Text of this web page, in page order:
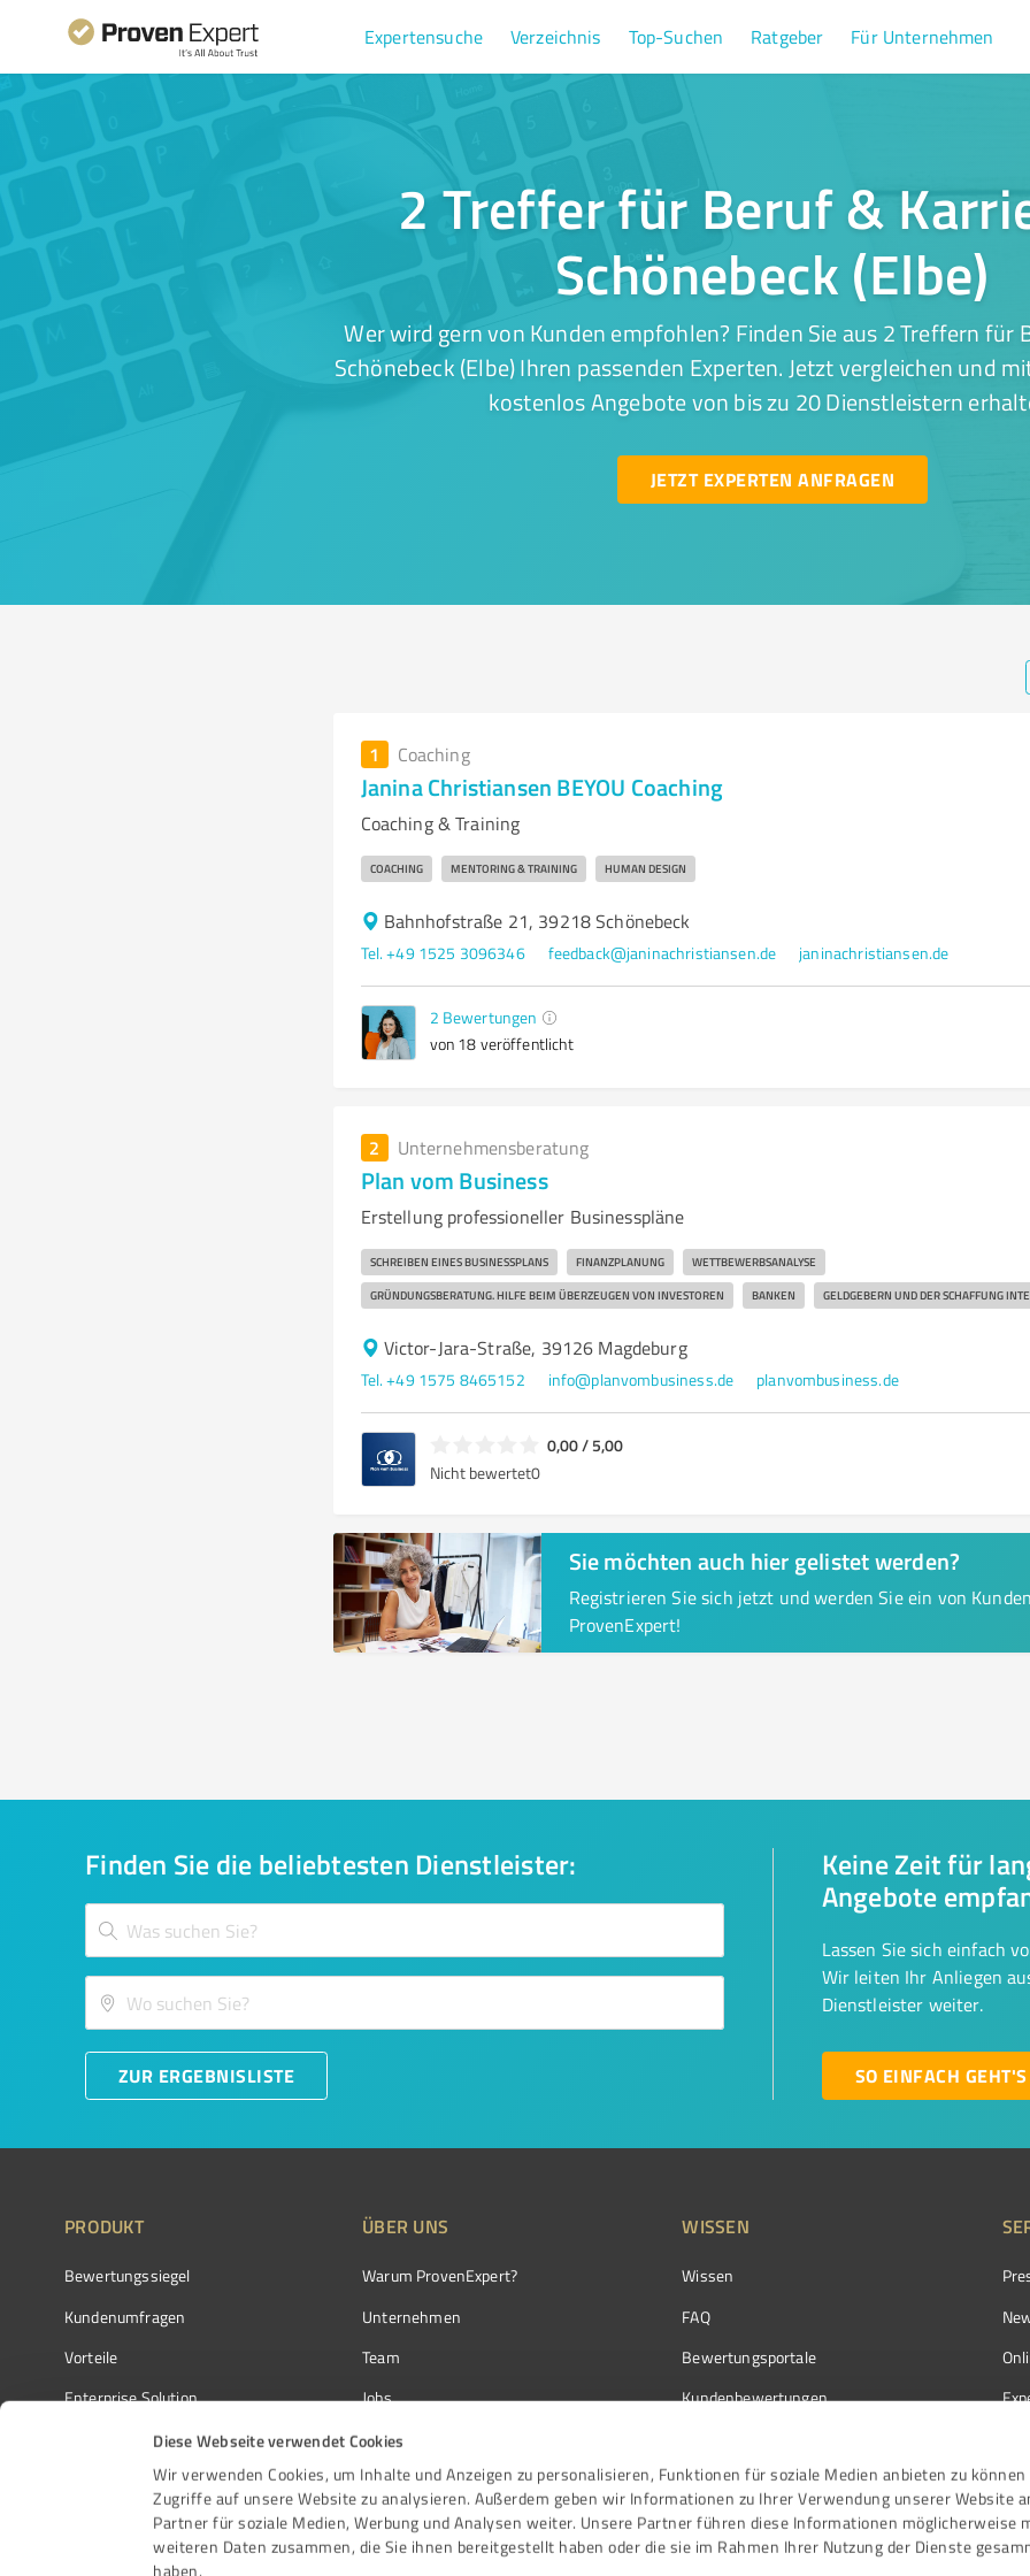
Diese Webseite verwendet Cookies
Wir verwenden Cookies, um Inhalte und Anzeigen zu personalisieren, Funktionen für soziale Medien anbieten zu können
Zugriffe auf unsere Website zu analysieren. Außerdem geben wir Informationen zu Ihrer Verwendung unserer Website
Partner für soziale Medien, Werbung und Analysen weiter. Unsere Partner führen diese Informationen möglicherweise
weiteren Daten zusammen, die Sie ihnen bereitgestellt haben oder die sie im Rahmen Ihrer Nutzung der Dienste
haben.
Expertensuche Verzeichnis Top-Suchen Ratgeber Für Unternehmen
2 Treffer für Beruf &
Schönebeck (Elbe)
Wer wird gern von Kunden empfohlen? Finden Sie aus 2 Treffern für
Schönebeck (Elbe) Ihren passenden Experten. Jetzt vergleichen und
kostenlos Angebote von bis zu 20 Dienstleistern
JETZT EXPERTEN ANFRAGEN
1 Coaching
Janina Christiansen BEYOU Coaching
Coaching & Training
COACHING MENTORING & TRAINING HUMAN DESIGN
Bahnhofstraße 21, 39218 Schönebeck
Tel. +49 1525 3096346 feedback@janinachristiansen.de janinachristiansen.de
2 Bewertungen
von 18 veröffentlicht
2 Unternehmensberatung
Plan vom Business
Erstellung professioneller Businesspläne
SCHREIBEN EINES BUSINESSPLANS FINANZPLANUNG WETTBEWERBSANALYSE
GRÜNDUNGSBERATUNG. HILFE BEIM ÜBERZEUGEN VON INVESTOREN BANKEN GELDGEBERN UND DER SCHAFFUNG
Victor-Jara-Straße, 39126 Magdeburg
Tel. +49 1575 8465152 info@planvombusiness.de planvombusiness.de
0,00 / 5,00
Nicht bewertet0
Sie möchten auch hier gelistet werden?
Registrieren Sie sich jetzt und werden Sie ein von
ProvenExpert!
Finden Sie die beliebtesten Dienstleister:
ZUR ERGEBNISLISTE
Keine Zeit für
Angebote
Lassen Sie sich einfach
Wir leiten Ihr Anliegen
Dienstleister weiter.
SO EINFACH GEHT'S
PRODUKT
Bewertungssiegel
Kundenumfragen
Vorteile
Enterprise Solution
Partnerprogramm
Auszeichnungen
ÜBER UNS
Warum ProvenExpert?
Unternehmen
Team
Jobs
Kundenstimmen
Kontakt
WISSEN
Wissen
FAQ
Bewertungsportale
Kundenbewertungen
Bewertungs­richtlinien
Events